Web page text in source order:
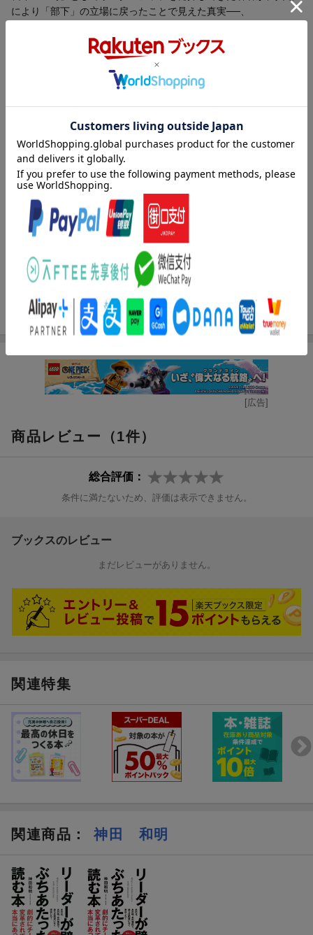
により「部下」の立場に戻ったことで見えた真実──、
実は一番大事なのは上司を支え、組織を動かす部下のフォロワー
シップだったのです。
上司と部下の面談と言えば「1on1ミーティング」と思い浮かぶ人
が多いでしょう。
ただ、一般的な「1on1ミーティング」は上司が主導し、部下は完
全に受け身で、単なる「進捗報告」で終わっている事が殆どでし
た。
本書では、従来の上司主導の1on1ミーティングを著者が独自に進
化させた、部下主導の「1for1ミーティング」として初公開してい
ます。
部下が主体的に問いかけ、上司との“本音の対話”を通して期待をす
り合わせる事で関係性を改善する。
その結果として、企業のエンゲージメントの向上や生産性アッ
プ、離職防止も同時に実現する事が出来るのです。
________________________________________
本書で得られることは
・リーダーシップとフォロワーシップを融合させる最新マネジメ
ント法
大化する方法
・形骸化した1on1を機能させる具体的な質問例と進行法
・「1for1ミーティング」の導入手順と成功事例
・チームのエンゲージメントを高める継続・定着のポイント
________________________________________
・部下育成や1on1がうまくいかない管理職・マネジャー
・上司に自分の考えを伝え、キャリアを切り拓きたい若手ビジネ
________________________________________
らの組織改革・人材育成の決定版です。
【目次】
第3章 1on1ミーティングの現状と課題
の提案
他
はじめに
第1章 複雑化する経営環境とリーダーシップの限界
第2章 上司と部下のミスマッチが招く組織生産性の低下
の提案
第5章 1for1ミーティングの具体的実践法
ムの姿
第7章 対話が変われば組織が変わる
おわりに
巻末資料／実践シート（部下用・上司用）
内容紹介（「BOOK」データベースより）
相手が変わるのを待っていても組織は何も変わらない。本音の対
話が広がり組織が動き出す。
目次（「BOOK」データベースより）
第１章 複雑化する経営環境とリーダーシップの限界／第２章
上司と部下のミスマッチが招く組織生産性の低下／第３章 １ｏ
ｎ１ミーティングの現状と課題／第４章 部下主体のフォロワー
シップー「１ｆｏｒ１ミーティング」の提案／第５章 １ｆｏｒ
１ミーティングの具体的実践法／第６章 対話が変える組織と社
ば組織が変わる
[広告]
商品レビュー（1件）
総合評価：
条件に満たないため、評価は表示できません。
ブックスのレビュー
まだレビューがありません。
関連特集
関連商品 ： 神田 和明